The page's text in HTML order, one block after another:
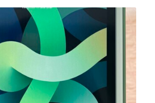
พื้นที่ ลาดพร้าว, รัชดา, บางรัก, แจ้งวัฒนะ,…
ช่แค่เครื่องใช้ไฟฟ้า แต่เป็นทรัพย์สินที่มีมูลค่า คุณอาจ
ต้องการเงินด่วน เราจึงมอบบริการประเมินสภาพ
วามยุ่งยากทั้งหลาย โดยเน้น โปร่งใส มั่นใจได้ และ
ซื้อขายสำเร็จ บริการของเราครอบคลุมทั้ง iPhone
ทุกรุ่น, iPad และแท็บเล็ตทุกแบรนด์ เรารับถึงแม้
แล้ว ตกแต่งแล้ว หรือมีรอยบ้าง เพราะมูลค่าของเครื่อง
นอยู่กับสภาพจริง ความครบชุด และความสะดวกใน
งใจให้บริการในเขต ลาดพร้าว, รัชดา, บางรัก,
รพล, รามอินทรา, บางนา, บางพลี, เกษตรนวมินทร์,
ซื้อโทรศัพท์บางรัก — ผู้เชี่ยวชาญด้านการให้บริการ
ไอแพด แท็บเล็ตทุกยี่ห้อ ในราคาสูง
อโทรศัพท์บางรัก ผู้เชี่ยวชาญด้านการให้บริการ รับ
ไอแพด แท็บเล็ตทุกยี่ห้อ ในราคาสูง พร้อม
รศัพท์บางรัก ขายอุปกรณ์ไอทีแล้วอยากได้เงิน
การันตีราคาดี รับเงินทันใจ ประสบการณ์เหนือระดับ
รับซื้อไอแพด, รับซื้อมือถือ ยินดีต้อนรับสู่ “รับซื้อขาย
คุณไว้วางใจได้ สำหรับบริการ รับซื้อ มือถือ iPhone,
เล็ต ทุกยี่ห้อ ให้ราคาสูง พร้อมจ่ายเงินทันที
ว, รัชดา, บางรัก, แจ้งวัฒนะ, บางแค, วัชรพล,